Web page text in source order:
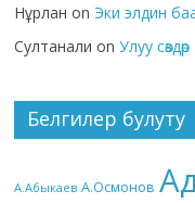
Нұрлан on Эки элдин
Султанали onУлуу сөздөр
Белгилер булуту
А.Абыкаев А.Осмонов